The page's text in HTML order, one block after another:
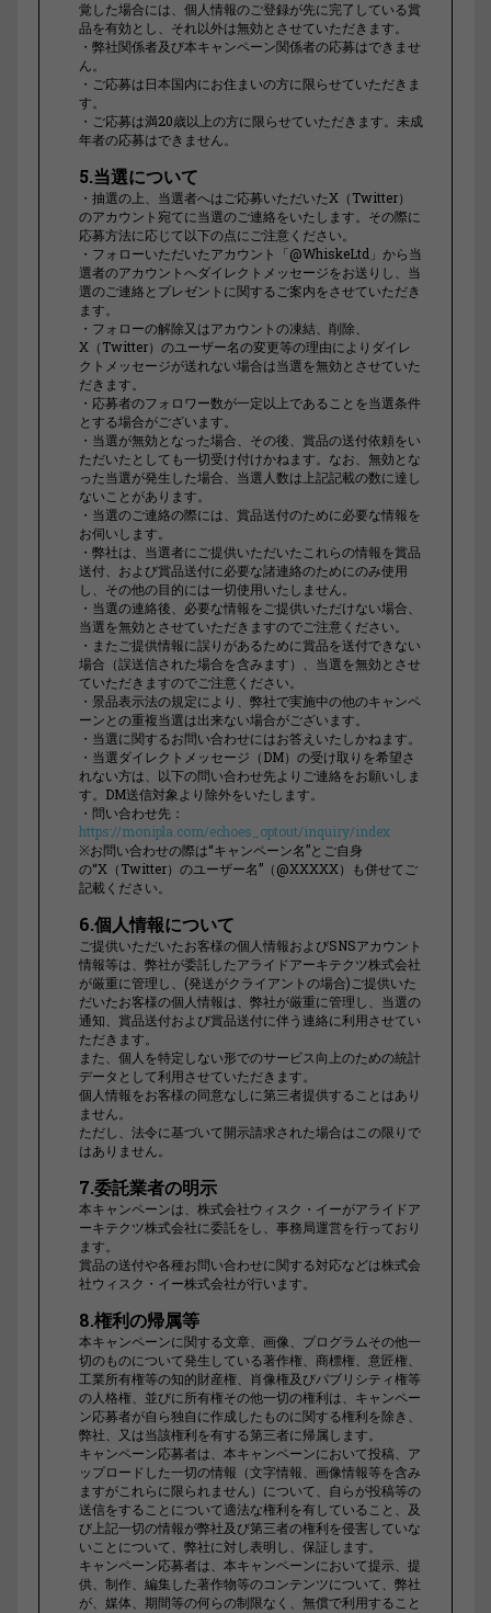
覚した場合には、個人情報のご登録が先に完了している賞
品を有効とし、それ以外は無効とさせていただきます。
・弊社関係者及び本キャンペーン関係者の応募はできませ
ん。
・ご応募は日本国内にお住まいの方に限らせていただきま
す。
・ご応募は満20歳以上の方に限らせていただきます。未成
年者の応募はできません。
5.当選について
・抽選の上、当選者へはご応募いただいたX（Twitter）
のアカウント宛てに当選のご連絡をいたします。その際に
応募方法に応じて以下の点にご注意ください。
・フォローいただいたアカウント「@WhiskeLtd」から当
選者のアカウントへダイレクトメッセージをお送りし、当
選のご連絡とプレゼントに関するご案内をさせていただき
ます。
・フォローの解除又はアカウントの凍結、削除、
X（Twitter）のユーザー名の変更等の理由によりダイレ
クトメッセージが送れない場合は当選を無効とさせていた
だきます。
・応募者のフォロワー数が一定以上であることを当選条件
とする場合がございます。
・当選が無効となった場合、その後、賞品の送付依頼をい
ただいたとしても一切受け付けかねます。なお、無効とな
った当選が発生した場合、当選人数は上記記載の数に達し
ないことがあります。
・当選のご連絡の際には、賞品送付のために必要な情報を
お伺いします。
・弊社は、当選者にご提供いただいたこれらの情報を賞品
送付、および賞品送付に必要な諸連絡のためにのみ使用
し、その他の目的には一切使用いたしません。
・当選の連絡後、必要な情報をご提供いただけない場合、
当選を無効とさせていただきますのでご注意ください。
・またご提供情報に誤りがあるために賞品を送付できない
場合（誤送信された場合を含みます）、当選を無効とさせ
ていただきますのでご注意ください。
・景品表示法の規定により、弊社で実施中の他のキャンペ
ーンとの重複当選は出来ない場合がございます。
・当選に関するお問い合わせにはお答えいたしかねます。
・当選ダイレクトメッセージ（DM）の受け取りを希望さ
れない方は、以下の問い合わせ先よりご連絡をお願いしま
す。DM送信対象より除外をいたします。
・問い合わせ先：
https://monipla.com/echoes_optout/inquiry/index
※お問い合わせの際は“キャンペーン名”とご自身
の“X（Twitter）のユーザー名”（@XXXXX）も併せてご
記載ください。
6.個人情報について
ご提供いただいたお客様の個人情報およびSNSアカウント
情報等は、弊社が委託したアライドアーキテクツ株式会社
が厳重に管理し、(発送がクライアントの場合)ご提供いた
だいたお客様の個人情報は、弊社が厳重に管理し、当選の
通知、賞品送付および賞品送付に伴う連絡に利用させてい
ただきます。
また、個人を特定しない形でのサービス向上のための統計
データとして利用させていただきます。
個人情報をお客様の同意なしに第三者提供することはあり
ません。
ただし、法令に基づいて開示請求された場合はこの限りで
はありません。
7.委託業者の明示
本キャンペーンは、株式会社ウィスク・イーがアライドア
ーキテクツ株式会社に委託をし、事務局運営を行っており
ます。
賞品の送付や各種お問い合わせに関する対応などは株式会
社ウィスク・イー株式会社が行います。
8.権利の帰属等
本キャンペーンに関する文章、画像、プログラムその他一
切のものについて発生している著作権、商標権、意匠権、
工業所有権等の知的財産権、肖像権及びパブリシティ権等
の人格権、並びに所有権その他一切の権利は、キャンペー
ン応募者が自ら独自に作成したものに関する権利を除き、
弊社、又は当該権利を有する第三者に帰属します。
キャンペーン応募者は、本キャンペーンにおいて投稿、ア
ップロードした一切の情報（文字情報、画像情報等を含み
ますがこれらに限られません）について、自らが投稿等の
送信をすることについて適法な権利を有していること、及
び上記一切の情報が弊社及び第三者の権利を侵害していな
いことについて、弊社に対し表明し、保証します。
キャンペーン応募者は、本キャンペーンにおいて提示、提
供、制作、編集した著作物等のコンテンツについて、弊社
が、媒体、期間等の何らの制限なく、無償で利用すること